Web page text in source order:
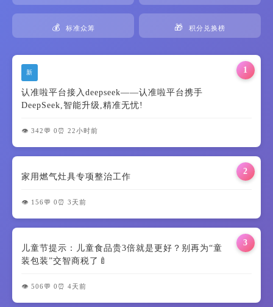
💰 标准众筹 🎁 积分兑换榜
1
新
认准啦平台接入deepseek——认准啦平台携手
DeepSeek,智能升级,精准无忧!
👁️ 342 💬 0 ⏰ 22小时前
2
家用燃气灶具专项整治工作
👁️ 156 💬 0 ⏰ 3天前
3
儿童节提示：儿童食品贵3倍就是更好？别再为“童
装包装”交智商税了🍼
👁️ 506 💬 0 ⏰ 4天前